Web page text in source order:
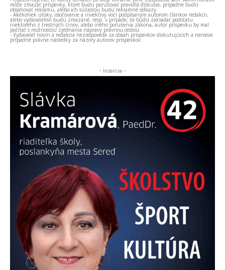
môže zmazať príspevky, ktoré budú porušovať pravidlá diskusie, prípadne budú
obsahovať reklamu, alebo ich súčasťou budú reklamné odkazy.
- Akékoľvek útoky, osočovanie a invektívy voči podpísaným autorom článkov redakcii,
alebo vydavateľovi budú zmazané, resp. v prípade, že budú zakladať podstatu
niektorého z trestných činov, alebo iného porušenia zákona, autor príspevku by mal
počítať s možnosťou zjednania nápravy právnou cestou.
- Vydavateľ novín a redakcia nezodpovedá za obsah príspevkov diskutujúcich a nenesie
prípadné právne následky za názory autorov príspevkov.
- Inzercia -